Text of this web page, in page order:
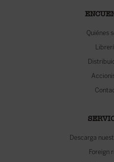
Quiénes
Descarga
Foreign